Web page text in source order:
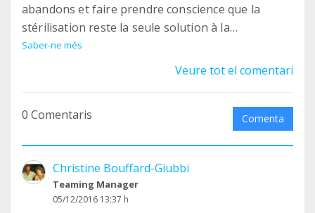
abandons et faire prendre conscience que la
stérilisation reste la seule solution à la
prolifération des matous. Merci pour tout ce que
Saber-ne més
Veure tot el comentari
0 Comentaris Comenta
Christine Bouffard-Giubbi
Teaming Manager
05/12/2016 13:37 h